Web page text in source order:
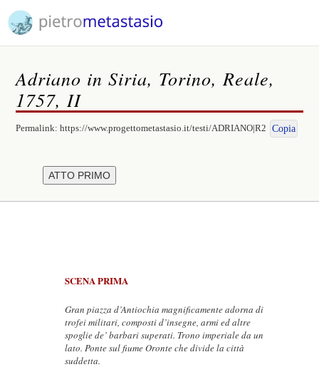
Adriano in Siria, Torino, Reale,
1757, II
Permalink:https://www.progettometastasio.it/testi/ADRIANO|R2 Copia
SCENA PRIMA
Gran piazza d’Antiochia magnificamente adorna di
trofei militari, composti d’insegne, armi ed altre
spoglie de’ barbari superati. Trono imperiale da un
lato. Ponte sul fiume Oronte che divide la città
suddetta.